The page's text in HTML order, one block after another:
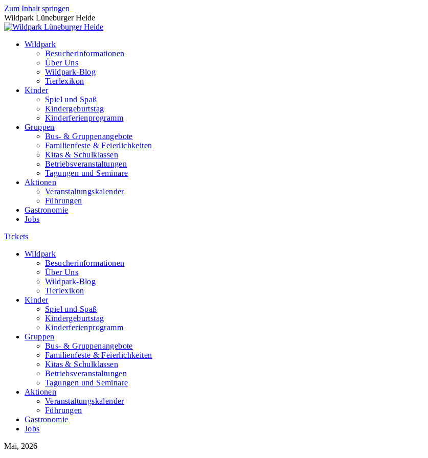
Zum Inhalt springen
Wildpark Lüneburger Heide
Wildpark
Besucherinformationen
Über Uns
Wildpark-Blog
Tierlexikon
Kinder
Spiel und Spaß
Kindergeburtstag
Kinderferienprogramm
Gruppen
Bus- & Gruppenangebote
Familienfeste & Feierlichkeiten
Kitas & Schulklassen
Betriebsveranstaltungen
Tagungen und Seminare
Aktionen
Veranstaltungskalender
Führungen
Gastronomie
Jobs
Tickets
Wildpark
Besucherinformationen
Über Uns
Wildpark-Blog
Tierlexikon
Kinder
Spiel und Spaß
Kindergeburtstag
Kinderferienprogramm
Gruppen
Bus- & Gruppenangebote
Familienfeste & Feierlichkeiten
Kitas & Schulklassen
Betriebsveranstaltungen
Tagungen und Seminare
Aktionen
Veranstaltungskalender
Führungen
Gastronomie
Jobs
Mai, 2026